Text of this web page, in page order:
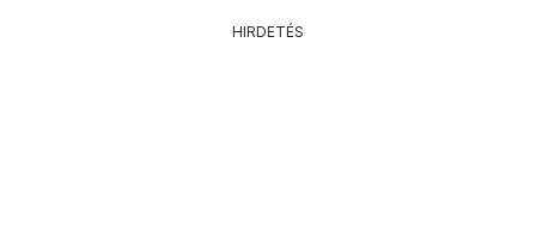
HIRDETÉS